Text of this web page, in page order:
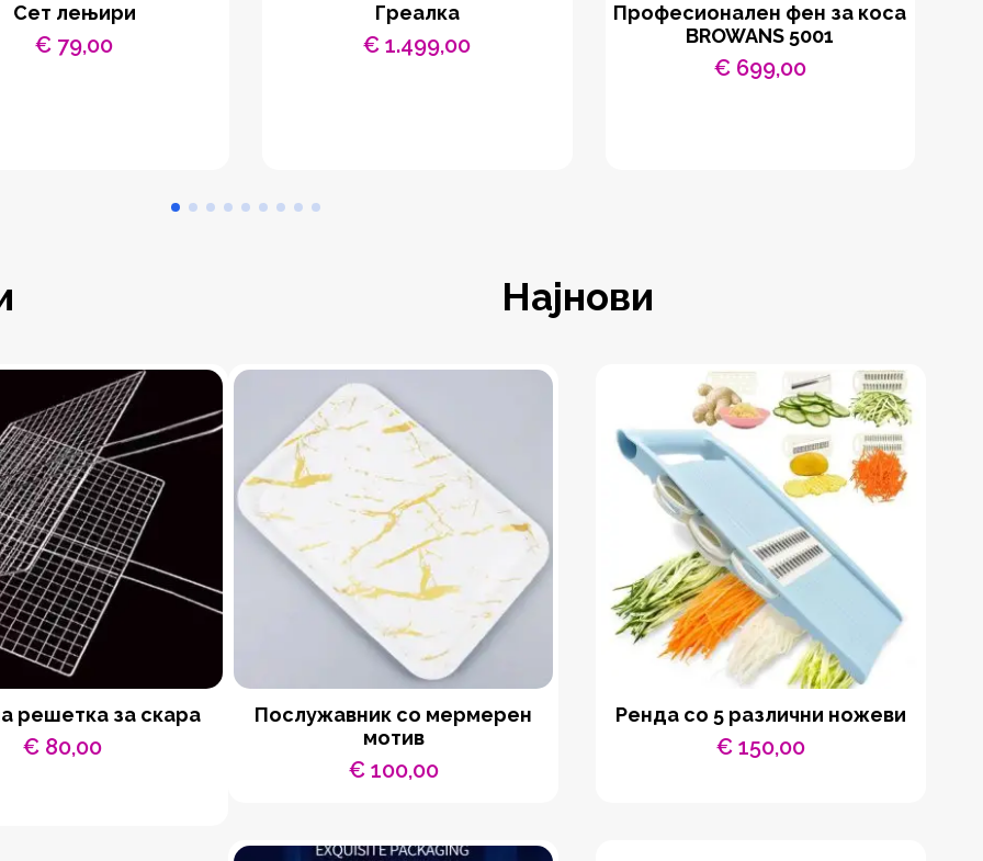
Сет лењири
€ 79,00
Греалка
€ 1.499,00
Професионален фен за коса
BROWANS 5001
€699,00
решетка за скара
€ 80,00
Најнови
Послужавник со мермерен
мотив
€100,00
Ренда со 5 различни ножеви
€150,00